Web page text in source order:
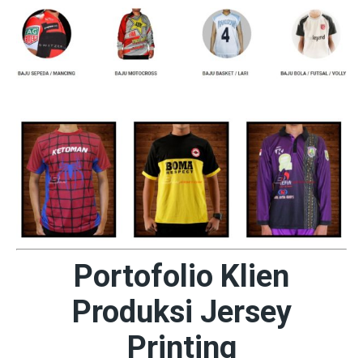
Portofolio Klien
Produksi Jersey
Printing